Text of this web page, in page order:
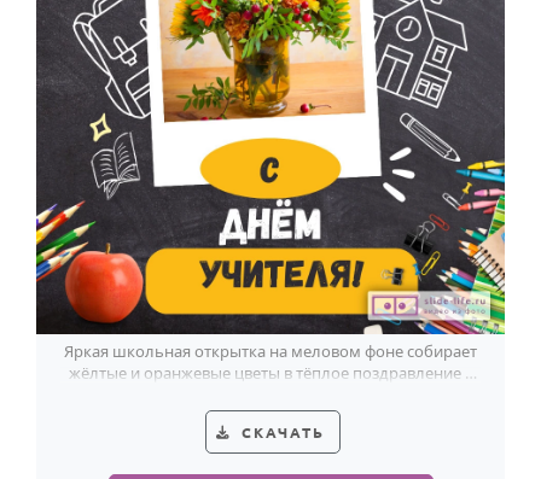
Яркая школьная открытка на меловом фоне собирает
жёлтые и оранжевые цветы в тёплое поздравление с
СКАЧАТЬ